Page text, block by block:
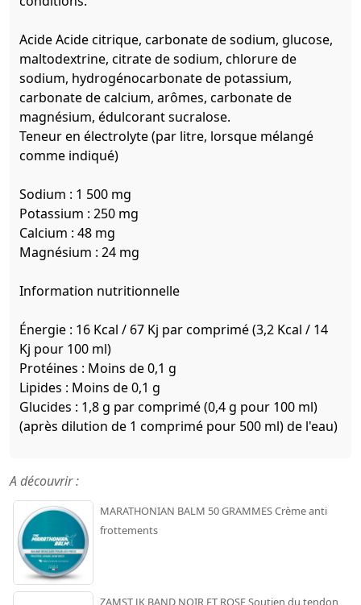
Acide Acide citrique, carbonate de sodium, glucose,
maltodextrine, citrate de sodium, chlorure de
sodium, hydrogénocarbonate de potassium,
carbonate de calcium, arômes, carbonate de
magnésium, édulcorant sucralose.
Teneur en électrolyte (par litre, lorsque mélangé
comme indiqué)
Sodium : 1 500 mg
Potassium : 250 mg
Calcium : 48 mg
Magnésium : 24 mg
Information nutritionnelle
Énergie : 16 Kcal / 67 Kj par comprimé (3,2 Kcal / 14
Kj pour 100 ml)
Protéines : Moins de 0,1 g
Lipides : Moins de 0,1 g
Glucides : 1,8 g par comprimé (0,4 g pour 100 ml)
(après dilution de 1 comprimé pour 500 ml) de l'eau)
A découvrir :
MARATHONIAN BALM 50 GRAMMES Crème anti
frottements
ZAMST JK BAND NOIR ET ROSE Soutien du tendon